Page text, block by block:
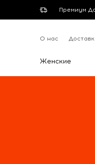
Премиум
О нас
Женские